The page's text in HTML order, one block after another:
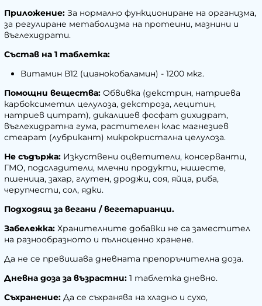
Приложение: За нормално функциониране на организма,
за регулиране метаболизма на протеини, мазнини и
въглехидрати.
Състав на 1 таблетка:
Витамин В12 (цианокобаламин) - 1200 мкг.
Помощни вещества: Обвивка (декстрин, натриева
карбоксиметил целулоза, декстроза, лецитин,
натриев цитрат), дикалциев фосфат дихидрат,
въглехидратна гума, растителен клас магнезиев
стеарат (лубрикант) микрокристална целулоза.
Не съдържа: Изкуствени оцветители, консерванти,
ГМО, подсладители, млечни продукти, нишесте,
пшеница, захар, глутен, дроджи, соя, яйца, риба,
черупчести, сол, ядки.
Подходящ за вегани / вегетарианци.
Забележка: Хранителните добавки не са заместител
на разнообразното и пълноценно хранене.
Да не се превишава дневната препоръчителна доза.
Дневна доза за възрастни: 1 таблетка дневно.
Съхранение: Да се съхранява на хладно и сухо,